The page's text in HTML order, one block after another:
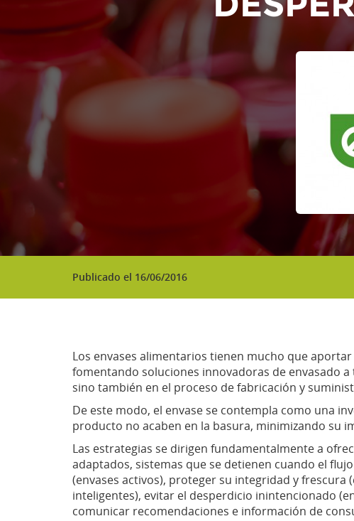
Publicado el 16/06/2016
Los envases alimentarios tienen mucho que
fomentando soluciones innovadoras de envasado
sino también en el proceso de fabricación y
De este modo, el envase se contempla como una
producto no acaben en la basura, minimizando su
Las estrategias se dirigen fundamentalmente a
adaptados, sistemas que se detienen cuando el
(envases activos), proteger su integridad y
inteligentes), evitar el desperdicio inintencionado
comunicar recomendaciones e información de